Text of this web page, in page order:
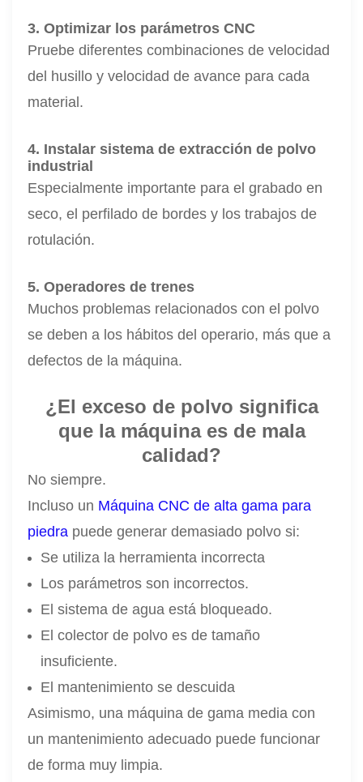
3. Optimizar los parámetros CNC
Pruebe diferentes combinaciones de velocidad
del husillo y velocidad de avance para cada
material.
4. Instalar sistema de extracción de polvo
industrial
Especialmente importante para el grabado en
seco, el perfilado de bordes y los trabajos de
rotulación.
5. Operadores de trenes
Muchos problemas relacionados con el polvo
se deben a los hábitos del operario, más que a
defectos de la máquina.
¿El exceso de polvo significa
que la máquina es de mala
calidad?
No siempre.
Incluso un Máquina CNC de alta gama para
piedra puede generar demasiado polvo si:
Se utiliza la herramienta incorrecta
Los parámetros son incorrectos.
El sistema de agua está bloqueado.
El colector de polvo es de tamaño
insuficiente.
El mantenimiento se descuida
Asimismo, una máquina de gama media con
un mantenimiento adecuado puede funcionar
de forma muy limpia.